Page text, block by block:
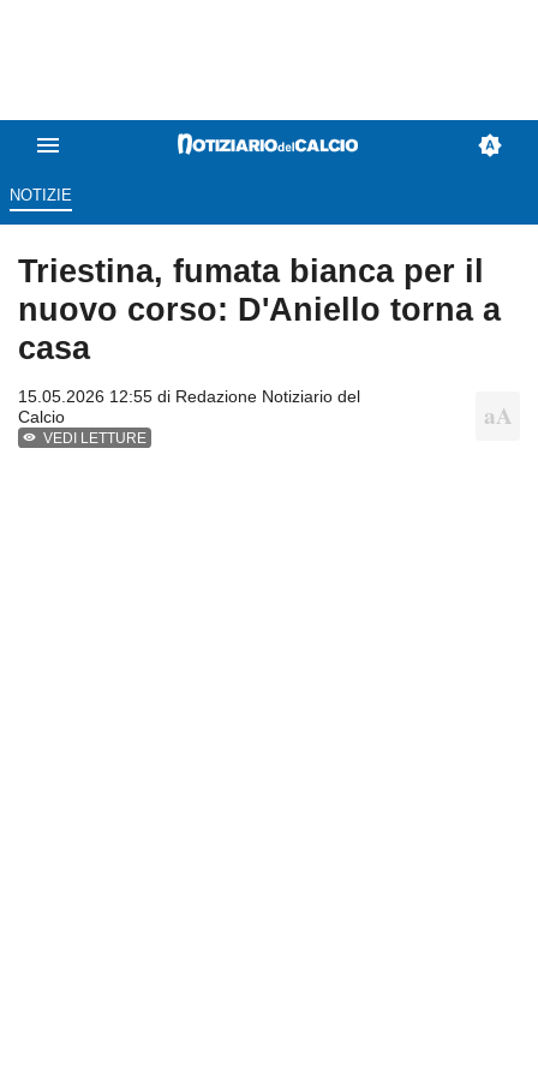
NOTIZIE
Triestina, fumata bianca per il
nuovo corso: D'Aniello torna a
casa
15.05.2026 12:55 di Redazione Notiziario del
Calcio
VEDI LETTURE